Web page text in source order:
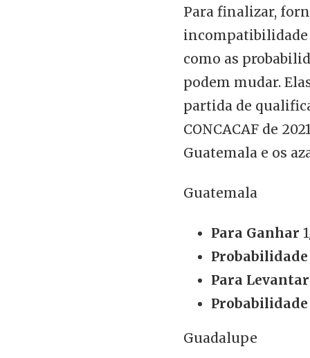
Para finalizar,
como as
podem mudar.
partida de
CONCACAF de
Guatemala e os
Guatemala
Para Ganhar
Para
Guadalupe